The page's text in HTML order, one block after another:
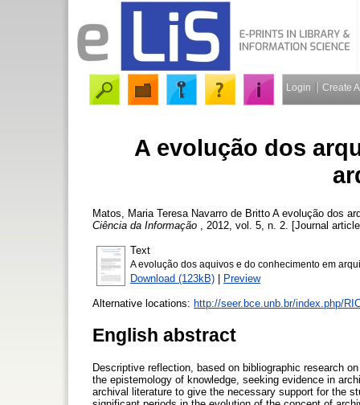
Login Create
A evolução dos
Matos, Maria Teresa Navarro de Britto A evolução dos
Ciência da Informação
, 2012, vol. 5, n. 2. [Journal
Text
A evolução dos aquivos e do conhecimento em
Download (123kB) | Preview
Alternative locations: http://seer.bce.unb.br/index.php/
English abstract
Descriptive reflection, based on bibliographic research
the epistemology of knowledge, seeking evidence in
archival literature to give the necessary support for the